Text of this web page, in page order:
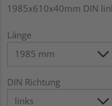
1985x610x40mm DIN
Länge
DIN Richtung